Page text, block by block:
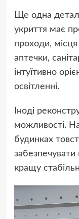
Ще одна
укриття має
проходи,
аптечки,
інтуїтивно
освітленні.
Іноді
можливості.
будинках
забезпечувати
кращу